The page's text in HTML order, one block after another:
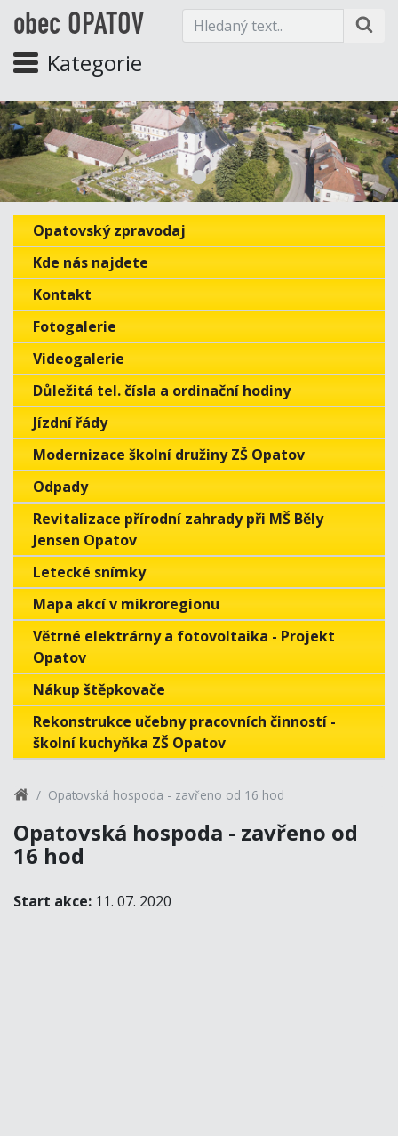
obec OPATOV
Kategorie
Opatovský zpravodaj
Kde nás najdete
Kontakt
Fotogalerie
Videogalerie
Důležitá tel. čísla a ordinační hodiny
Jízdní řády
Modernizace školní družiny ZŠ Opatov
Odpady
Revitalizace přírodní zahrady při MŠ Běly
Jensen Opatov
Letecké snímky
Mapa akcí v mikroregionu
Větrné elektrárny a fotovoltaika - Projekt
Opatov
Nákup štěpkovače
Rekonstrukce učebny pracovních činností -
školní kuchyňka ZŠ Opatov
Opatovská hospoda - zavřeno od 16 hod
Opatovská hospoda - zavřeno od
16 hod
Start akce: 11. 07. 2020